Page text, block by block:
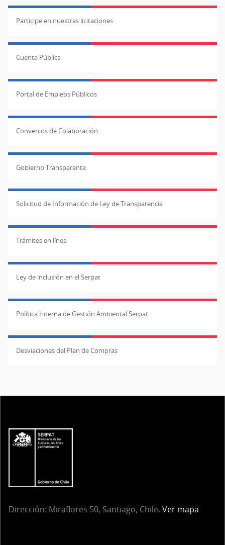
Participe en nuestras licitaciones
Cuenta Pública
Portal de Empleos Públicos
Convenios de Colaboración
Gobierno Transparente
Solicitud de Información de Ley de Transparencia
Trámites en línea
Ley de inclusión en el Serpat
Política Interna de Gestión Ambiental Serpat
Desviaciones del Plan de Compras
Dirección: Miraflores 50, Santiago, Chile. Ver mapa